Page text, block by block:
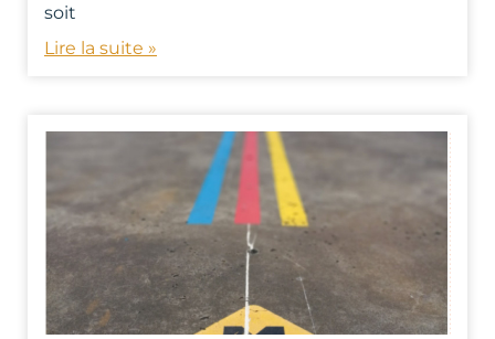
soit
Lire la suite »